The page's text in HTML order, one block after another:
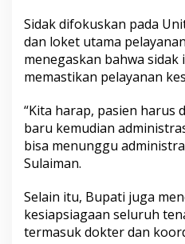
i
a
n
a
H
i
m
b
A
a
r
Sidak difokuskan pada
dan loket utama
menegaskan bahwa
memastikan pelayanan
“Kita harap, pasien harus
baru kemudian
bisa menunggu
Sulaiman.
Selain itu, Bupati juga
kesiapsiagaan seluruh
termasuk dokter dan